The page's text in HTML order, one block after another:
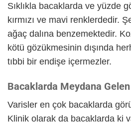
Sıklıkla bacaklarda ve yüzde
kırmızı ve mavi renklerdedir.
ağaç dalına benzemektedir.
kötü gözükmesinin dışında
tıbbi bir endişe içermezler.
Bacaklarda Meydana
Varisler en çok bacaklarda
Klinik olarak da bacaklarda ki